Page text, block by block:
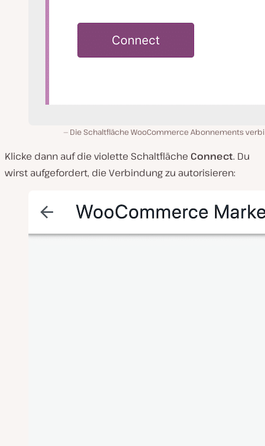
Die Schaltfläche WooCommerce Abonnements
Klicke dann auf die violette Schaltfläche Connect. Du
wirst aufgefordert, die Verbindung zu autorisieren: